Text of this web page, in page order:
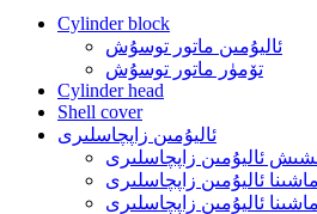
Cylinder block
ئاليۇمىن ماتور توسۇش
تۆمۈر ماتور توسۇش
Cylinder head
Shell cover
ئاليۇمىن زاپچاسلىرى
ئاليۇمىن زاپچاسلىرى
ماشىنا ئاليۇمىن زاپچاسلىرى
ئاليۇمىن زاپچاسلىرى